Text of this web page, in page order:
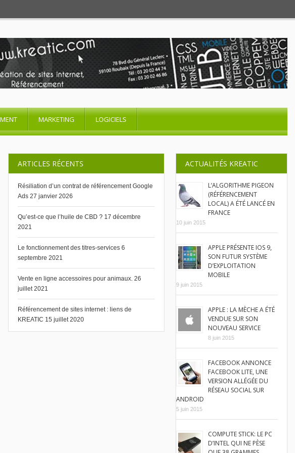
MARKETING LOGICIELS
ACTUALITÉS KREATIC
L’ALGORITHME PIGEON
(RÉFÉRENCEMENT
LOCAL) A ÉTÉ LANCÉ EN
FRANCE
10 juin 2015
APPLE PRÉSENTE IOS 9,
SON FUTUR SYSTÈME
D’EXPLOITATION
MOBILE
9 juin 2015
APPLE : LA MÈCHE A ÉTÉ
VENDUE SUR SON
NOUVEAU SERVICE
8 juin 2015
FACEBOOK ANNONCE
FACEBOOK LITE, UNE
VERSION ALLÉGÉE DU
RÉSEAU SOCIAL SUR
ANDROID
5 juin 2015
COMPUTE STICK: LE PC
D’INTEL QUI NE PÈSE
ARTICLES RÉCENTS
Résiliation d’un contrat de référencement Google
Ads 27 janvier 2026
Qu’est-ce que l’huile de CBD ? 17 décembre
2021
Le fonctionnement des titres-services 6
septembre 2021
Vente en ligne accessoires pour animaux. 26
juillet 2021
Référencement de sites internet : liens de
KREATIC 15 juillet 2020